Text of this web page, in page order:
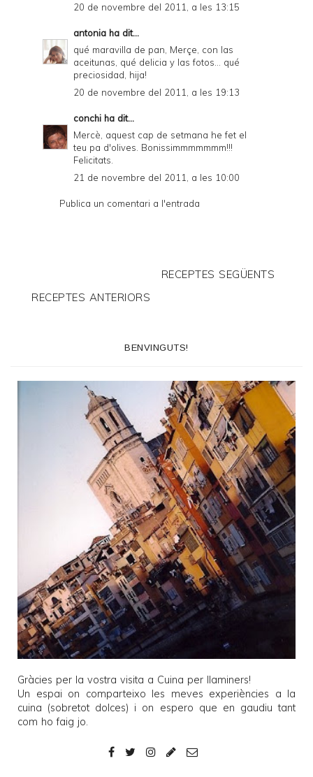
20 de novembre del 2011, a les 13:15
antonia ha dit...
qué maravilla de pan, Merçe, con las
aceitunas, qué delicia y las fotos... qué
preciosidad, hija!
20 de novembre del 2011, a les 19:13
conchi ha dit...
Mercè, aquest cap de setmana he fet el
teu pa d'olives. Bonissimmmmmmm!!!
Felicitats.
21 de novembre del 2011, a les 10:00
Publica un comentari a l'entrada
RECEPTES SEGÜENTS
RECEPTES ANTERIORS
BENVINGUTS!
Gràcies per la vostra visita a Cuina per llaminers!
Un espai on comparteixo les meves experiències a la
cuina (sobretot dolces) i on espero que en gaudiu tant
com ho faig jo.